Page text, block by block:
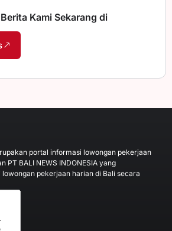
Kami Sekarang di
portal informasi lowongan pekerjaan
PT BALI NEWS INDONESIA yang
pekerjaan harian di Bali secara